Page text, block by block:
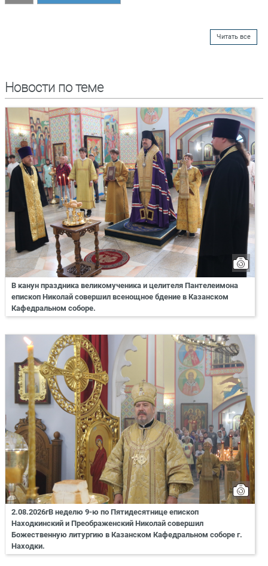
Читать все
Новости по теме
В канун праздника великомученика и целителя Пантелеимона
епископ Николай совершил всенощное бдение в Казанском
Кафедральном соборе.
2.08.2026гВ неделю 9-ю по Пятидесятнице епископ
Находкинский и Преображенский Николай совершил
Божественную литургию в Казанском Кафедральном соборе г.
Находки.